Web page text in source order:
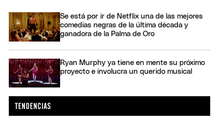
Se está por ir de Netflix una de las mejores
comedias negras de la última década y
ganadora de la Palma de Oro
Ryan Murphy ya tiene en mente su próximo
proyecto e involucra un querido musical